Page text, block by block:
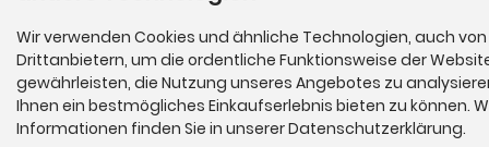
Wir verwenden Cookies und ähnliche Technologien, auch von
Drittanbietern, um die ordentliche Funktionsweise der
gewährleisten, die Nutzung unseres Angebotes zu
Ihnen ein bestmögliches Einkaufserlebnis bieten zu können.
Informationen finden Sie in unserer Datenschutzerklärung.